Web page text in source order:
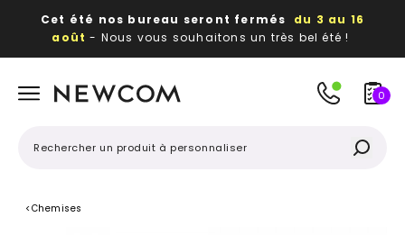
Cet été nos bureau seront fermés du 3 au 16
août - Nous vous souhaitons un très bel été !
publicitaires
0
< Chemises